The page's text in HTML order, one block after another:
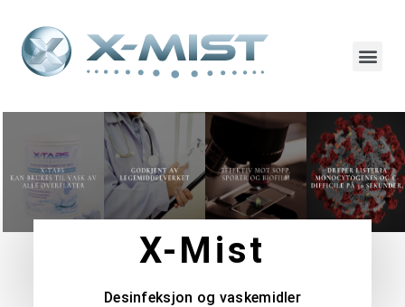
X-Mist
Desinfeksjon og vaskemidler